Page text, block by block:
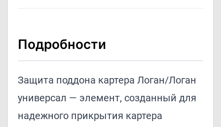
Подробности
Защита поддона картера Логан/Логан
универсал — элемент, созданный для
надежного прикрытия картера